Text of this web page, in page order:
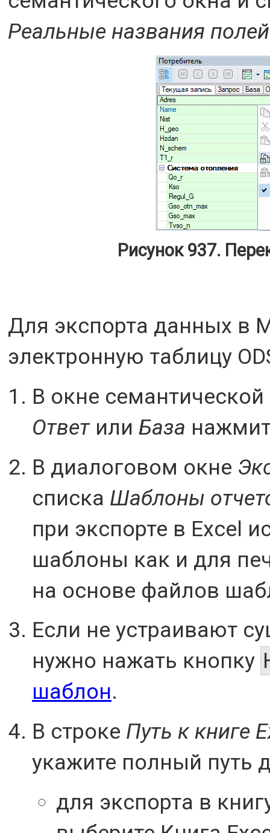
Реальные названия полей
Рисунок 937.
Для экспорта данных в
электронную таблицу
В окне
Ответили База
В диалоговом окне
списка Шаблоны
при экспорте в Excel
шаблоны как и для
на основе файлов
Если не устраивают
нужно нажать кнопку
шаблон.
В строке Путь к книге
укажите полный путь
для экспорта в